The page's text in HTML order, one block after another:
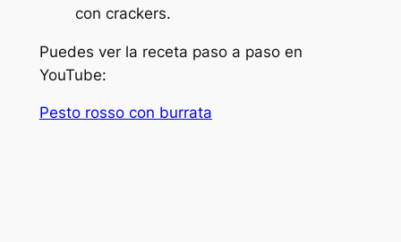
con crackers.
Puedes ver la receta paso a paso en
YouTube:
Pesto rosso con burrata